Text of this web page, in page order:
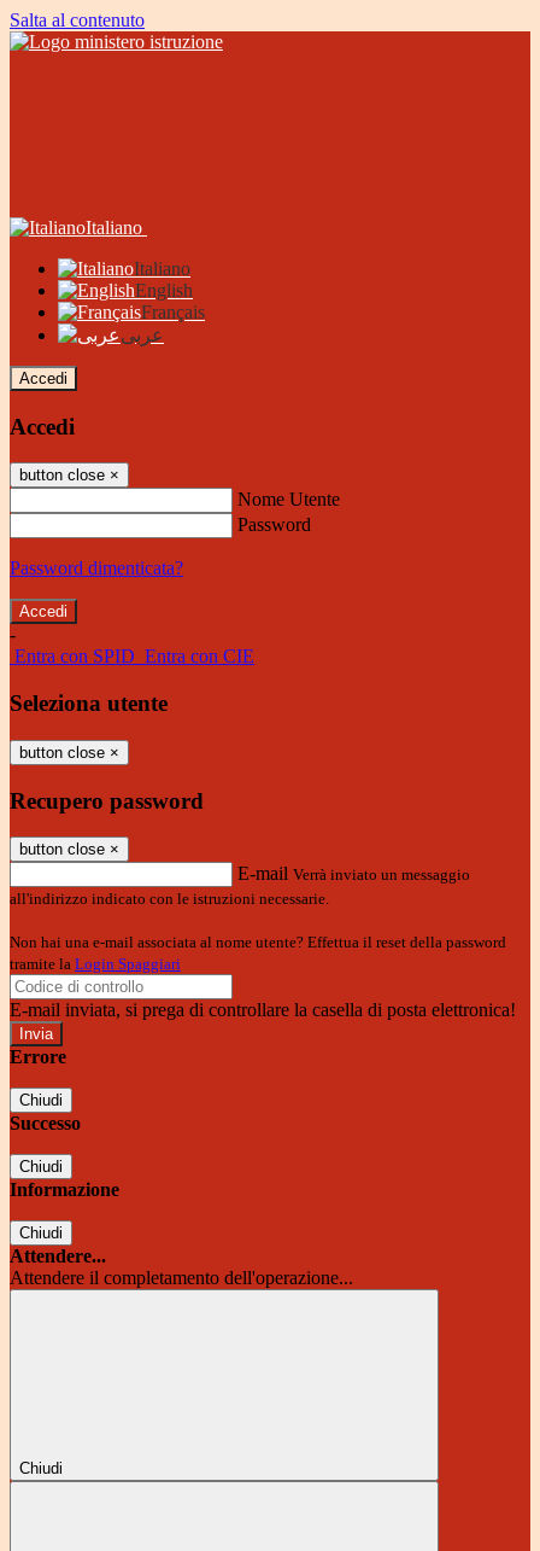
Salta al contenuto
Italiano
Italiano
English
Français
عربى
Accedi
Accedi
button close ×
Nome Utente
Password
Password dimenticata?
-
Entra con SPID Entra con CIE
Seleziona utente
button close ×
Recupero password
button close ×
E-mail Verrà inviato un messaggio
all'indirizzo indicato con le istruzioni necessarie.
Non hai una e-mail associata al nome utente? Effettua il reset della password
tramite la Login Spaggiari
E-mail inviata, si prega di controllare la casella di posta elettronica!
Errore
Chiudi
Successo
Chiudi
Informazione
Chiudi
Attendere...
Attendere il completamento dell'operazione...
Chiudi